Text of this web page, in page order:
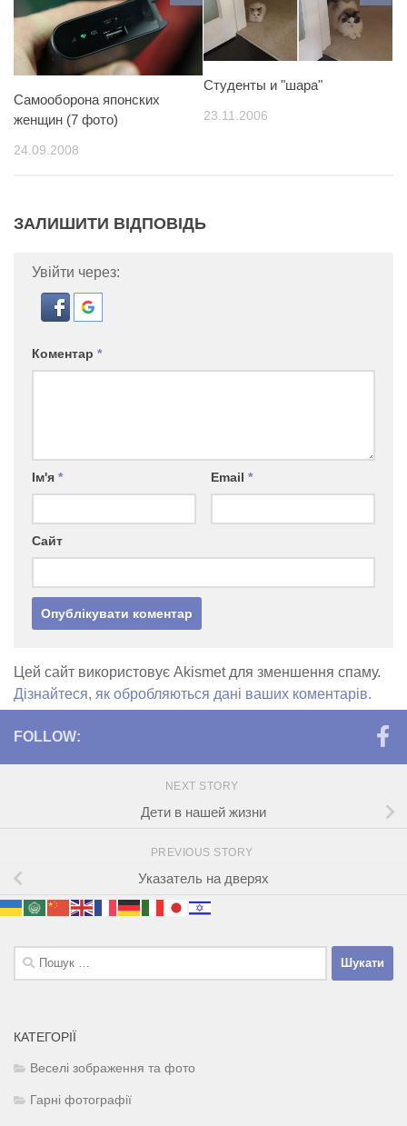
Самооборона японских
женщин (7 фото)
24.09.2008
Студенты и "шара"
23.11.2006
ЗАЛИШИТИ ВІДПОВІДЬ
Увійти через:
Коментар *
Ім'я * Email *
Сайт
Цей сайт використовує Akismet для зменшення спаму.
Дізнайтеся, як обробляються дані ваших коментарів.
FOLLOW:
NEXT STORY
Дети в нашей жизни
PREVIOUS STORY
Указатель на дверях
Пошук:
КАТЕГОРІЇ
Веселі зображення та фото
Гарні фотографії